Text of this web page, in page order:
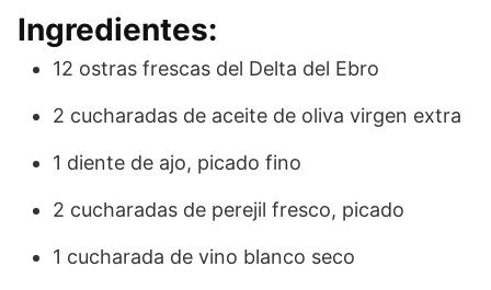
Ingredientes:
12 ostras frescas del Delta del Ebro
2 cucharadas de aceite de oliva virgen extra
1 diente de ajo, picado fino
2 cucharadas de perejil fresco, picado
1 cucharada de vino blanco seco